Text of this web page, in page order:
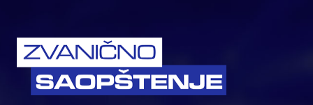
velikog teniskog
turnira u